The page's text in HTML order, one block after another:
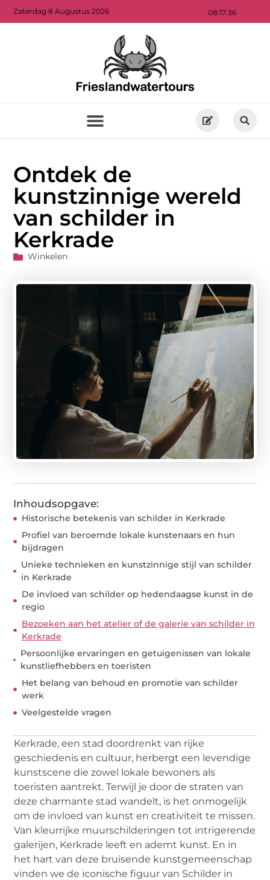
08:17:38
Zaterdag 8 Augustus 2026
Ontdek de
kunstzinnige wereld
van schilder in
Kerkrade
Winkelen
Inhoudsopgave:
Historische betekenis van schilder in Kerkrade
Profiel van beroemde lokale kunstenaars en hun
bijdragen
Unieke technieken en kunstzinnige stijl van schilder
in Kerkrade
De invloed van schilder op hedendaagse kunst in de
regio
Bezoeken aan het atelier of de galerie van schilder in
Kerkrade
Persoonlijke ervaringen en getuigenissen van lokale
kunstliefhebbers en toeristen
Het belang van behoud en promotie van schilder
werk
Veelgestelde vragen
Kerkrade, een stad doordrenkt van rijke
geschiedenis en cultuur, herbergt een levendige
kunstscene die zowel lokale bewoners als
toeristen aantrekt. Terwijl je door de straten van
deze charmante stad wandelt, is het onmogelijk
om de invloed van kunst en creativiteit te missen.
Van kleurrijke muurschilderingen tot intrigerende
galerijen, Kerkrade leeft en ademt kunst. En in
het hart van deze bruisende kunstgemeenschap
vinden we de iconische figuur van Schilder in